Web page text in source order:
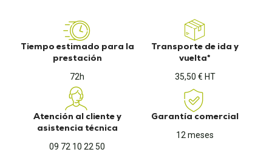
Tiempo estimado para la
prestación
72h
Transporte de ida y
vuelta*
35,50 € HT
Atención al cliente y
asistencia técnica
09 72 10 22 50
Garantía comercial
12 meses